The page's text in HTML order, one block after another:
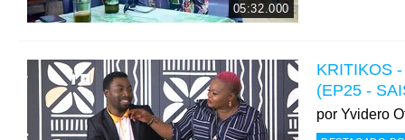
05:32.000
KRITIKOS
(EP25 -
por Yvidero